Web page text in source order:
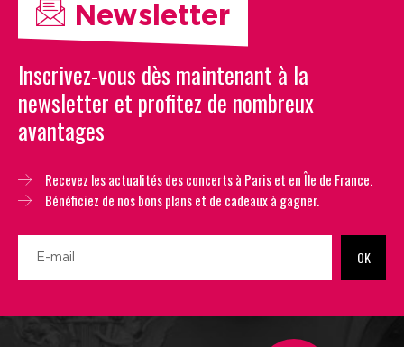
Newsletter
Inscrivez-vous dès maintenant à la
newsletter et profitez de nombreux
avantages
Recevez les actualités des concerts à Paris et en Île de France.
Bénéficiez de nos bons plans et de cadeaux à gagner.
OK